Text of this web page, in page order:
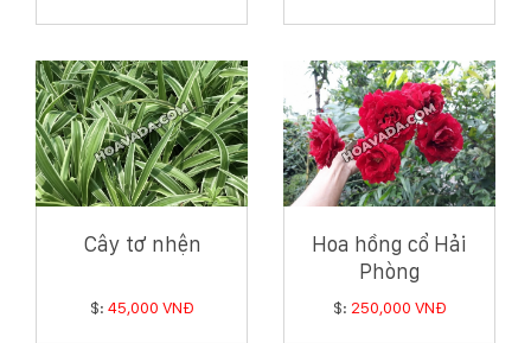
Cây tơ nhện
$: 45,000 VNĐ
Hoa hồng cổ Hải
Phòng
$: 250,000 VNĐ